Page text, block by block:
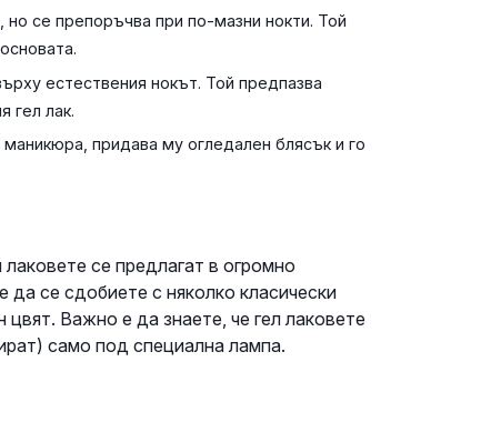
се препоръчва при по-мазни нокти. Той
естествения нокът. Той предпазва
гел лак.
придава му огледален блясък и го
се предлагат в огромно
се сдобиете с няколко класически
Важно е да знаете, че гел лаковете
само под специална лампа.